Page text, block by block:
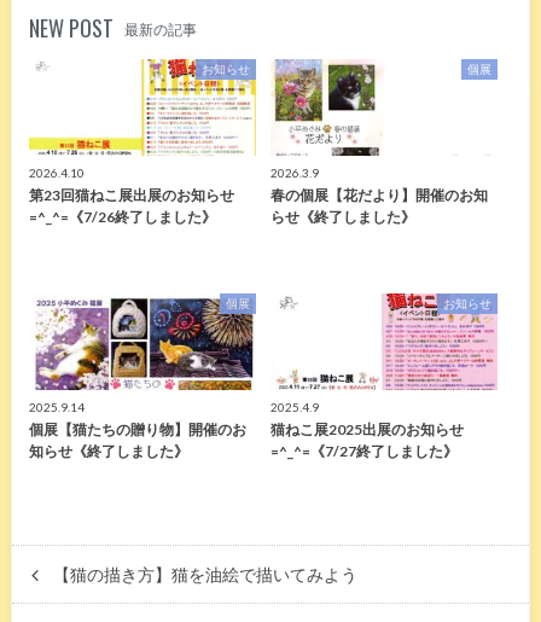
NEW POST 最新の記事
お知らせ
2026.4.10
第23回猫ねこ展出展のお知らせ
=^_^=《7/26終了しました》
個展
2026.3.9
春の個展【花だより】開催のお知
らせ《終了しました》
個展
2025.9.14
個展【猫たちの贈り物】開催のお
知らせ《終了しました》
お知らせ
2025.4.9
猫ねこ展2025出展のお知らせ
=^_^=《7/27終了しました》
【猫の描き方】猫を油絵で描いてみよう